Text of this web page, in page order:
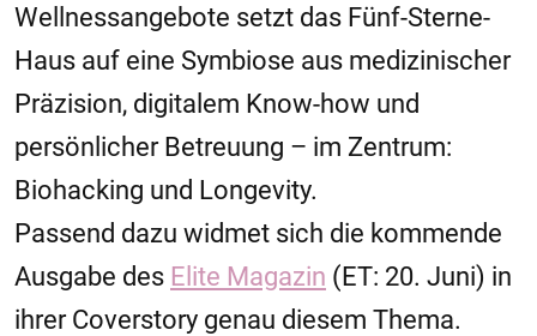
Wellnessangebote setzt das Fünf-Sterne-
Haus auf eine Symbiose aus medizinischer
Präzision, digitalem Know-how und
persönlicher Betreuung – im Zentrum:
Biohacking und Longevity.
Passend dazu widmet sich die kommende
Ausgabe des Elite Magazin (ET: 20. Juni) in
ihrer Coverstory genau diesem Thema.